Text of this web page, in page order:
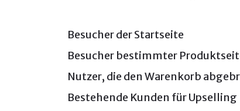
Besucher der Startseite
Besucher bestimmter
Nutzer, die den Warenkorb
Bestehende Kunden für Upselling